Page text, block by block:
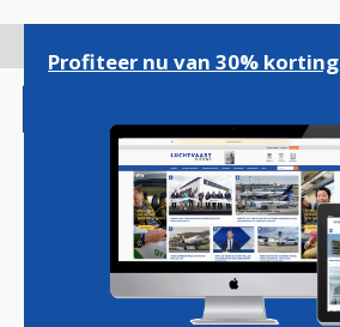
gaan
Magazine Podcasts
Profiteer nu van 30% korting